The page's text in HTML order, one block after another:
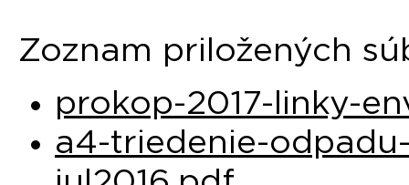
Zoznam priložených
prokop-2017-linky-
a4-triedenie-